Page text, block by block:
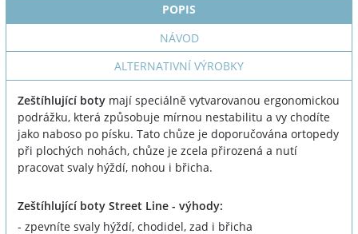
POPIS
NÁVOD
ALTERNATIVNÍ VÝROBKY
Zeštíhlující boty mají speciálně vytvarovanou ergonomickou
podrážku, která způsobuje mírnou nestabilitu a vy chodíte
jako naboso po písku. Tato chůze je doporučována ortopedy
při plochých nohách, chůze je zcela přirozená a nutí
pracovat svaly hýždí, nohou i břicha.
Zeštíhlující boty Street Line - výhody:
- zpevníte svaly hýždí, chodidel, zad i břicha